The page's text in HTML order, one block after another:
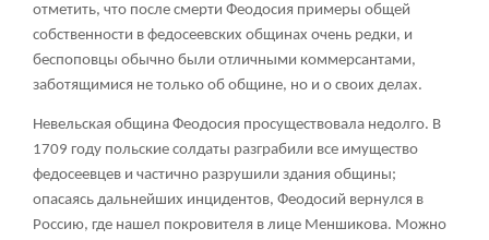
отметить, что после смерти Феодосия примеры общей
собственности в федосеевских общинах очень редки, и
беспоповцы обычно были отличными коммерсантами,
заботящимися не только об общине, но и о своих делах.
Невельская община Феодосия просуществовала недолго. В
1709 году польские солдаты разграбили все имущество
федосеевцев и частично разрушили здания общины;
опасаясь дальнейших инцидентов, Феодосий вернулся в
Россию, где нашел покровителя в лице Меншикова. Можно